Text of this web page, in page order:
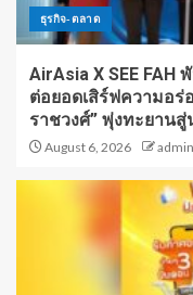
ธุรกิจ-ตลาด
AirAsia X SEE FAH
ต่อยอดเสิร์ฟความอร่
ราชวงศ์” พุ่งทะยาน
August 6, 2026 admin